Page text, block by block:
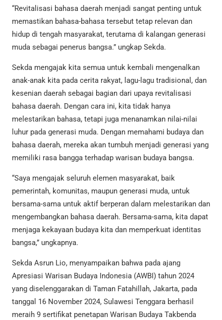
“Revitalisasi bahasa daerah menjadi sangat penting untuk
memastikan bahasa-bahasa tersebut tetap relevan dan
hidup di tengah masyarakat, terutama di kalangan generasi
muda sebagai penerus bangsa.” ungkap Sekda.
Sekda mengajak kita semua untuk kembali mengenalkan
anak-anak kita pada cerita rakyat, lagu-lagu tradisional, dan
kesenian daerah sebagai bagian dari upaya revitalisasi
bahasa daerah. Dengan cara ini, kita tidak hanya
melestarikan bahasa, tetapi juga menanamkan nilai-nilai
luhur pada generasi muda. Dengan memahami budaya dan
bahasa daerah, mereka akan tumbuh menjadi generasi yang
memiliki rasa bangga terhadap warisan budaya bangsa.
“Saya mengajak seluruh elemen masyarakat, baik
pemerintah, komunitas, maupun generasi muda, untuk
bersama-sama untuk aktif berperan dalam melestarikan dan
mengembangkan bahasa daerah. Bersama-sama, kita dapat
menjaga kekayaan budaya kita dan memperkuat identitas
bangsa,” ungkapnya.
Sekda Asrun Lio, menyampaikan bahwa pada ajang
Apresiasi Warisan Budaya Indonesia (AWBI) tahun 2024
yang diselenggarakan di Taman Fatahillah, Jakarta, pada
tanggal 16 November 2024, Sulawesi Tenggara berhasil
meraih 9 sertifikat penetapan Warisan Budaya Takbenda